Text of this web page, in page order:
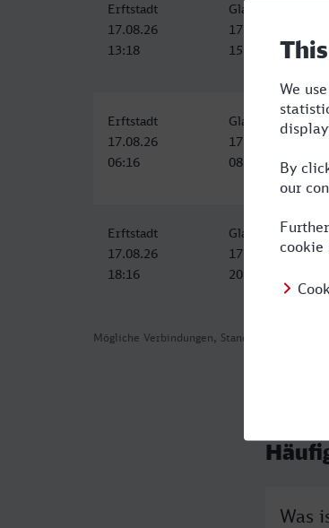
Mögliche Verbindungen, Stand: 2026-08-03
Erftstadt
17.08.26
13:18
Gladbeck West
17.08.26
15:20
Erftstadt
17.08.26
06:16
Gladbeck West
17.08.26
08:20
Erftstadt
17.08.26
18:16
Gladbeck West
17.08.26
20:20
Was